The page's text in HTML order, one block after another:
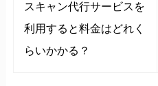
スキャン代行サービスを
利用すると料金はどれく
らいかかる？